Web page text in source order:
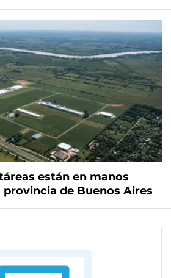
están en manos
de Buenos Aires